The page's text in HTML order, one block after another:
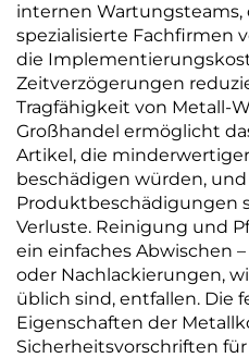
internen Wartungsteams,
spezialisierte Fachfirmen
die
Zeitverzögerungen
Tragfähigkeit von Metall-
Großhandel ermöglicht
Artikel, die
beschädigen würden,
Produktbeschädigungen
Verluste. Reinigung und
ein einfaches Abwischen
oder Nachlackierungen,
üblich sind, entfallen. Die
Eigenschaften der
Sicherheitsvorschriften